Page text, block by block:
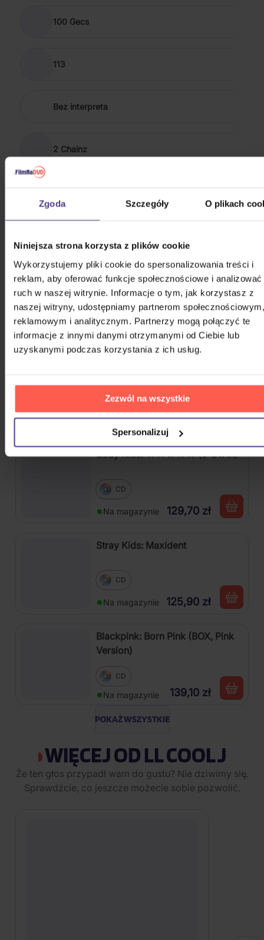
Zgoda Szczegóły O plikach
Niniejsza strona korzysta z plików cookie
Wykorzystujemy pliki cookie do spersonalizowania treści i
reklam, aby oferować funkcje społecznościowe i analizować
ruch w naszej witrynie. Informacje o tym, jak korzystasz z
naszej witryny, udostępniamy partnerom społecznościowym,
reklamowym i analitycznym. Partnerzy mogą połączyć te
informacje z innymi danymi otrzymanymi od Ciebie lub
uzyskanymi podczas korzystania z ich usług.
Zezwól na wszystkie
Spersonalizuj
100 Gecs
113
Bez interpreta
2 Chainz
POKAŻ WSZYSTKIE
HIP HOP 2020 - 2026
Stray Kids: SKZHOP HIPTAPE(合
Hop) (SKZHOP Version)
CD
Na magazynie 122,20 zł
2Vinyl
Na magazynie 156,10 zł
Stray Kids: ★★★★★ (5-STAR)
CD
Na magazynie 129,70 zł
Stray Kids: Maxident
CD
Na magazynie 125,90 zł
Blackpink: Born Pink (BOX, Pink
Version)
CD
Na magazynie 139,10 zł
POKAŻ WSZYSTKIE
WIĘCEJ OD LL COOL J
Że ten głos przypadł wam do gustu? Nie dziwimy się.
Sprawdźcie, co jeszcze możecie sobie pozwolić.